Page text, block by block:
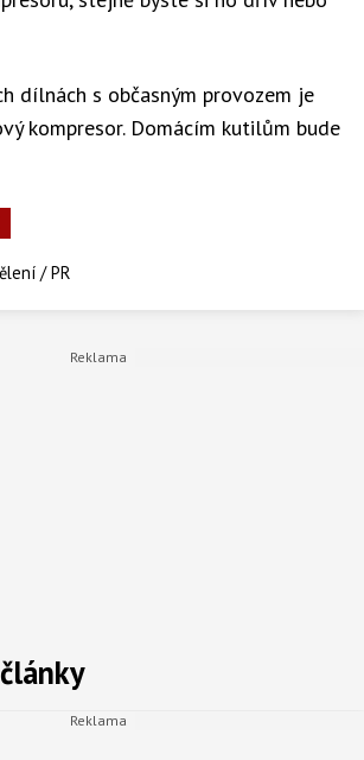
dílnách s občasným provozem je
kompresor. Domácím kutilům bude
/ PR